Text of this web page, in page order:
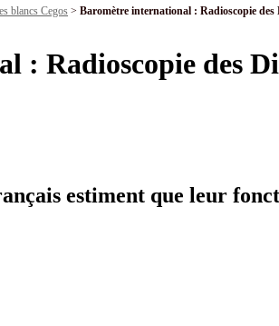
blancs Cegos > Baromètre international : Radioscopie des
Radioscopie des
estiment que leur